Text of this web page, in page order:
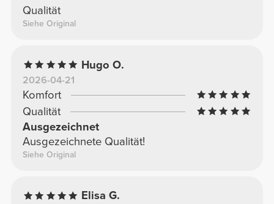
Qualität
Siehe Original
Hugo O.
2026-04-21
Komfort
Qualität
Ausgezeichnet
Ausgezeichnete Qualität!
Siehe Original
Elisa G.